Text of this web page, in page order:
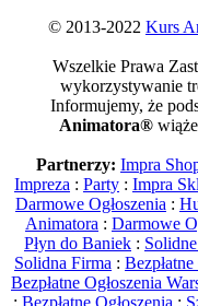
© 2013-2022 Kurs
Wszelkie Prawa
wykorzystywanie
Informujemy, że
Animatora®wiąże
Partnerzy: Impra
Impreza : Party : Impra
Darmowe Ogłoszenia :
Animatora : Darmowe
Płyn do Baniek :
Solidna Firma : Bezpłatne
Bezpłatne Ogłoszenia
: Bezpłatne Ogłoszenia :